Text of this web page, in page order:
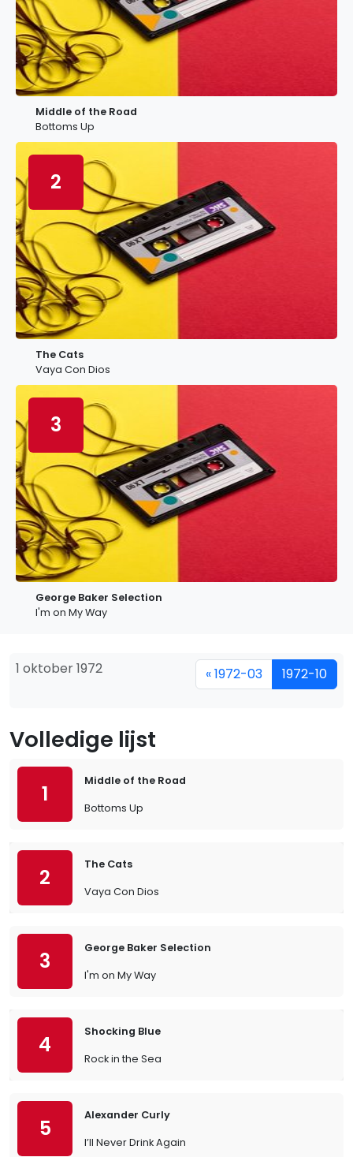
Middle of the Road
Bottoms Up
2
The Cats
Vaya Con Dios
3
George Baker Selection
I'm on My Way
1 oktober 1972 « 1972-03 1972-10
Volledige lijst
1
Middle of the Road
Bottoms Up
2
The Cats
Vaya Con Dios
3
George Baker Selection
I'm on My Way
4
Shocking Blue
Rock in the Sea
5
Alexander Curly
I’ll Never Drink Again